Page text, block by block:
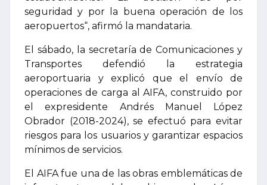
seguridad y por la buena operación de los
aeropuertos“, afirmó la mandataria.
El sábado, la secretaría de Comunicaciones y
Transportes defendió la estrategia
aeroportuaria y explicó que el envío de
operaciones de carga al AIFA, construido por
el expresidente Andrés Manuel López
Obrador (2018-2024), se efectuó para evitar
riesgos para los usuarios y garantizar espacios
mínimos de servicios.
El AIFA fue una de las obras emblemáticas de